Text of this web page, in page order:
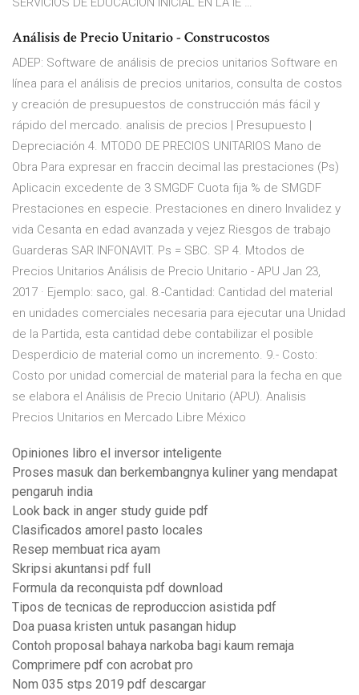
Análisis de Precio Unitario - Construcostos
ADEP: Software de análisis de precios unitarios Software en
línea para el análisis de precios unitarios, consulta de costos
y creación de presupuestos de construcción más fácil y
rápido del mercado. analisis de precios | Presupuesto |
Depreciación 4. MTODO DE PRECIOS UNITARIOS Mano de
Obra Para expresar en fraccin decimal las prestaciones (Ps)
Aplicacin excedente de 3 SMGDF Cuota fija % de SMGDF
Prestaciones en especie. Prestaciones en dinero Invalidez y
vida Cesanta en edad avanzada y vejez Riesgos de trabajo
Guarderas SAR INFONAVIT. Ps = SBC. SP 4. Mtodos de
Precios Unitarios Análisis de Precio Unitario - APU Jan 23,
2017 · Ejemplo: saco, gal. 8.-Cantidad: Cantidad del material
en unidades comerciales necesaria para ejecutar una Unidad
de la Partida, esta cantidad debe contabilizar el posible
Desperdicio de material como un incremento. 9.- Costo:
Costo por unidad comercial de material para la fecha en que
se elabora el Análisis de Precio Unitario (APU). Analisis
Precios Unitarios en Mercado Libre México
Opiniones libro el inversor inteligente
Proses masuk dan berkembangnya kuliner yang mendapat
pengaruh india
Look back in anger study guide pdf
Clasificados amorel pasto locales
Resep membuat rica ayam
Skripsi akuntansi pdf full
Formula da reconquista pdf download
Tipos de tecnicas de reproduccion asistida pdf
Doa puasa kristen untuk pasangan hidup
Contoh proposal bahaya narkoba bagi kaum remaja
Comprimere pdf con acrobat pro
Nom 035 stps 2019 pdf descargar